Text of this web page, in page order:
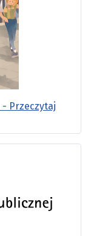
- Przeczytaj